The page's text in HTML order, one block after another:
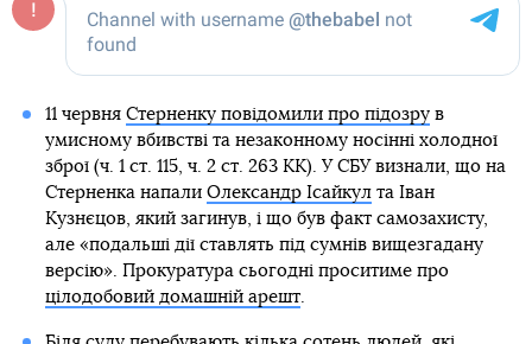
11 червня Стерненку повідомили про підозрув
умисному вбивстві та незаконному носінні холодної
зброї (ч. 1 ст. 115, ч. 2 ст. 263 КК). У СБУ визнали, що на
Стерненка напали Олександр Ісайкулта Іван
Кузнєцов, який загинув, і що був факт самозахисту,
але «подальші дії ставлять під сумнів вищезгадану
версію». Прокуратура сьогодні проситиме про
цілодобовий домашній арешт.